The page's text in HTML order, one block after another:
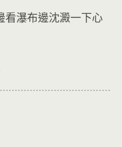
看瀑布邊沈澱一下心